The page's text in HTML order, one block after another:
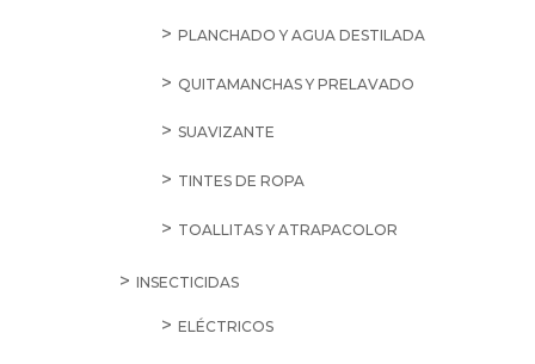
PLANCHADO Y AGUA DESTILADA
QUITAMANCHAS Y PRELAVADO
SUAVIZANTE
TINTES DE ROPA
TOALLITAS Y ATRAPACOLOR
INSECTICIDAS
ELÉCTRICOS